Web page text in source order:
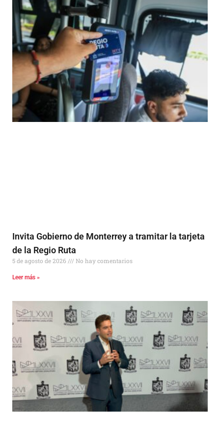
Invita Gobierno de Monterrey a tramitar la tarjeta
de la Regio Ruta
5 de agosto de 2026 No hay comentarios
Leer más »